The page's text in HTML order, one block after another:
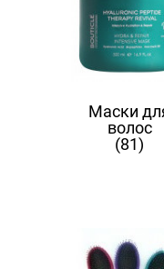
Маски
волос
(81)